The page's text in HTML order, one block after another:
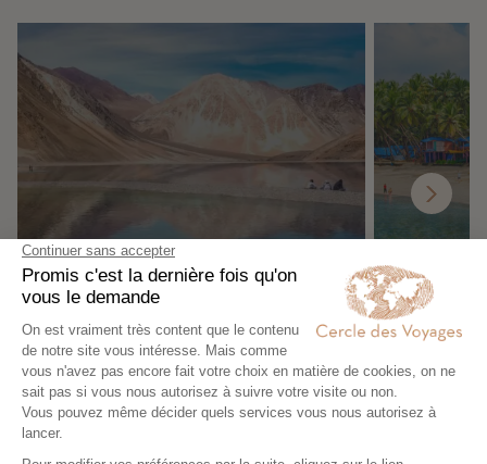
Cachemire
Nos 12 idées voyage
Goa
Nos 12 idées
Inde du Sud selon vos envies